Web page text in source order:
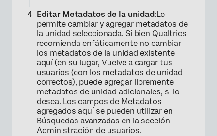
Editar Metadatos de la unidad:Le
permite cambiar y agregar metadatos de
la unidad seleccionada. Si bien Qualtrics
recomienda enfáticamente no cambiar
los metadatos de la unidad existente
aquí (en su lugar, Vuelve a cargar tus
usuarios (con los metadatos de unidad
correctos), puede agregar libremente
metadatos de unidad adicionales, si lo
desea. Los campos de Metadatos
agregados aquí se pueden utilizar en
Búsquedas avanzadas en la sección
Administración de usuarios.